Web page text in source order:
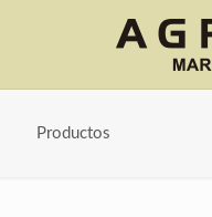
Productos